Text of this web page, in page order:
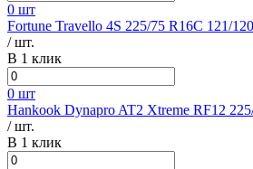
0 шт
Fortune Travello 4S 225/75 R16C 121/
/ шт.
В 1 клик
0 шт
Hankook Dynapro AT2 Xtreme RF12
/ шт.
В 1 клик